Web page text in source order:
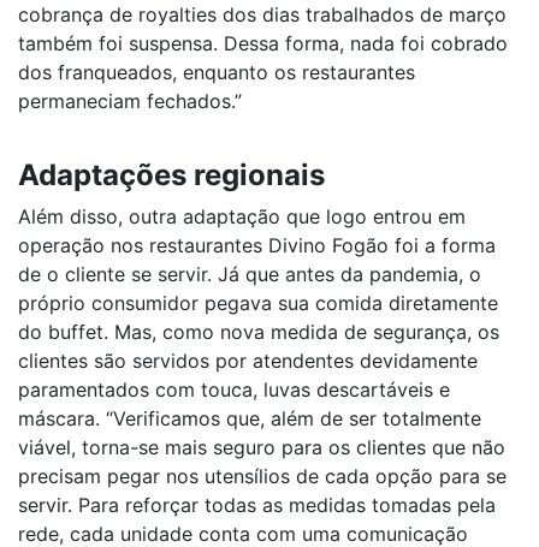
cobrança de royalties dos dias trabalhados de março
também foi suspensa. Dessa forma, nada foi cobrado
dos franqueados, enquanto os restaurantes
permaneciam fechados.”
Adaptações regionais
Além disso, outra adaptação que logo entrou em
operação nos restaurantes Divino Fogão foi a forma
de o cliente se servir. Já que antes da pandemia, o
próprio consumidor pegava sua comida diretamente
do buffet. Mas, como nova medida de segurança, os
clientes são servidos por atendentes devidamente
paramentados com touca, luvas descartáveis e
máscara. “Verificamos que, além de ser totalmente
viável, torna-se mais seguro para os clientes que não
precisam pegar nos utensílios de cada opção para se
servir. Para reforçar todas as medidas tomadas pela
rede, cada unidade conta com uma comunicação